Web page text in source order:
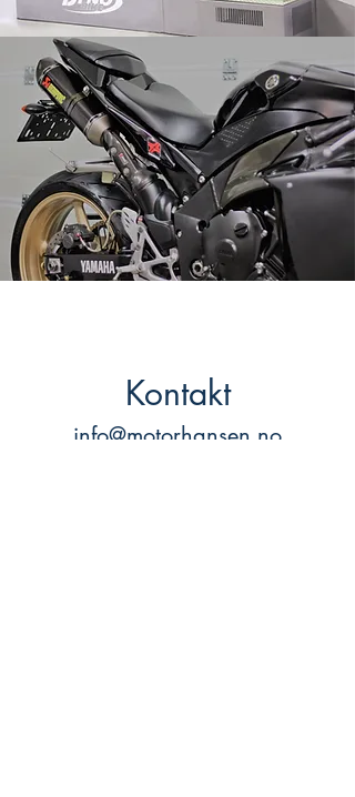
Kontakt
info@motorhansen.no